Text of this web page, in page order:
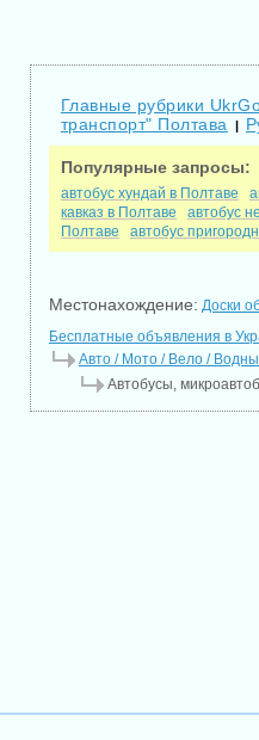
Главные рубрики
транспорт" Полтава
|
Популярные запросы:
автобус хундай в Полтаве
кавказ в Полтаве
автобус
Полтаве
автобус
Местонахождение: Доски
Бесплатные объявления в
Авто / Мото / Вело /
Автобусы,